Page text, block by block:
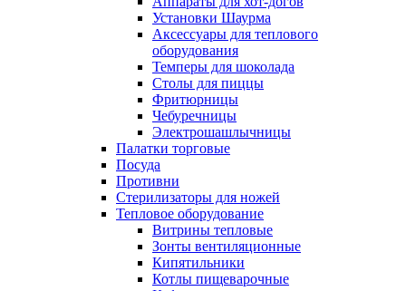
Установки Шаурма
Аксессуары для теплового
оборудования
Темперы для шоколада
Столы для пиццы
Фритюрницы
Чебуречницы
Электрошашлычницы
Палатки торговые
Посуда
Противни
Стерилизаторы для ножей
Тепловое оборудование
Витрины тепловые
Зонты вентиляционные
Кипятильники
Котлы пищеварочные